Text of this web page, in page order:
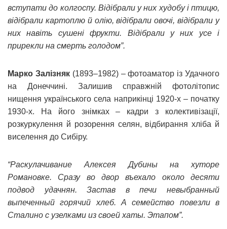
вступати до колгоспу. Відібрали у них худобу і птицю,
відібрали картоплю й олію, відібрали овочі, відібрали у
них навіть сушені фрукти. Відібрали у них усе і
прирекли на смерть голодом”.
Марко Залізняк (1893–1982) – фотоаматор із Удачного
на Донеччині. Залишив справжній фотолітопис
нищення українського села наприкінці 1920-х – початку
1930-х. На його знімках – кадри з колективізації,
розкуркулення й розорення селян, відбирання хліба й
виселення до Сибіру.
“Раскулачивание Алексея Дубины на хуторе
Романовке. Сразу во двор въехало около десяти
подвод удачнян. Застав в печи невыбранный
выпеченный горячий хлеб. А семейство повезли в
Сталино с узелками из своей хаты. Этапом”.